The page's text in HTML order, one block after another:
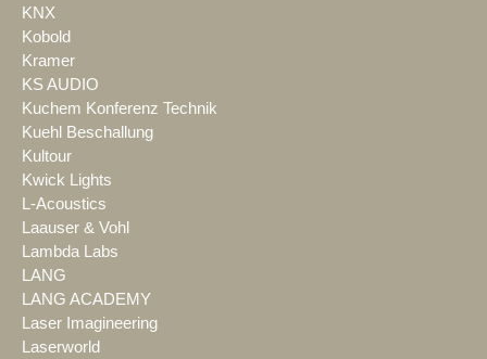
KNX
Kobold
Kramer
KS AUDIO
Kuchem Konferenz Technik
Kuehl Beschallung
Kultour
Kwick Lights
L-Acoustics
Laauser & Vohl
Lambda Labs
LANG
LANG ACADEMY
Laser Imagineering
Laserworld